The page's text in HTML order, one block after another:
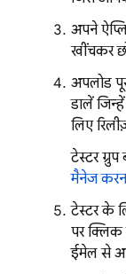
अपने
खींचकर
अपलोड
डालें
लिए
टेस्टर
मैनेज
टेस्टर के
पर क्लिक
ईमेल से